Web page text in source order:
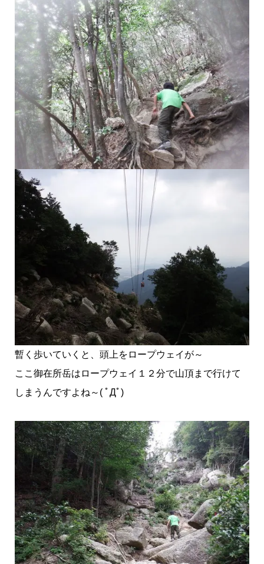
暫く歩いていくと、頭上をロープウェイが～
ここ御在所岳はロープウェイ１２分で山頂まで行けて
しまうんですよね～( ﾟДﾟ)